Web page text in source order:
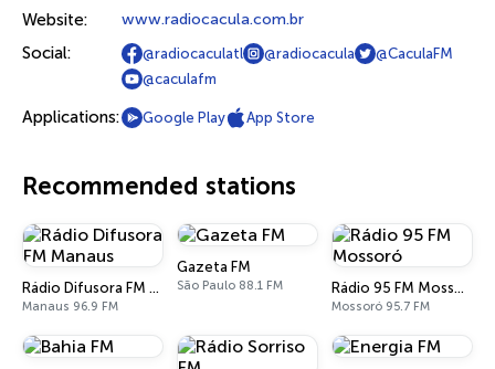
Website: www.radiocacula.com.br
Social: @radiocaculatl @radiocacula
@CaculaFM
@caculafm
Applications: Google Play App Store
Recommended stations
Rádio Difusora FM Manaus
Manaus 96.9 FM
Gazeta FM
São Paulo 88.1 FM Rádio 95 FM Mossoró
Mossoró 95.7 FM